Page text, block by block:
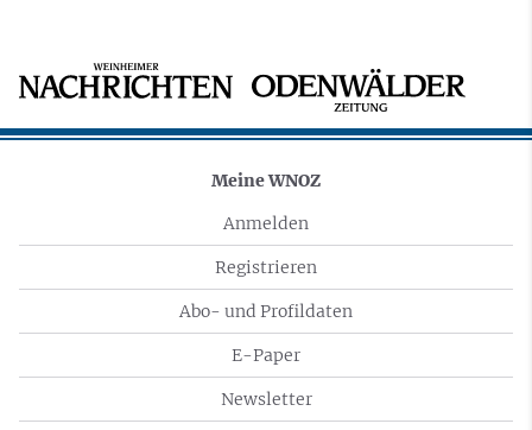
Meine WNOZ
Anmelden
Registrieren
Abo- und Profildaten
E-Paper
Newsletter